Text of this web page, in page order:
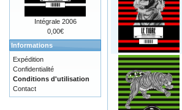
Intégrale 2006
0,00€
Informations
Expédition
Confidentialité
Conditions d'utilisation
Contact